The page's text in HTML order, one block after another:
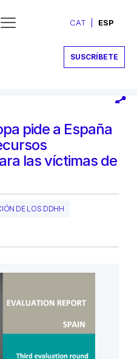
CAT ESP
SUSCRÍBETE
pide a España
las víctimas de
DE LOS DDHH